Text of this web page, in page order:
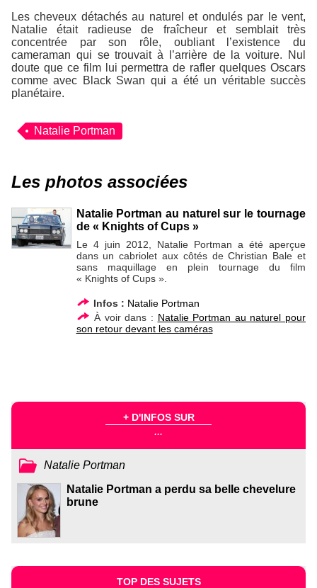
Les cheveux détachés au naturel et ondulés par le vent,
Natalie était radieuse de fraîcheur et semblait très
concentrée par son rôle, oubliant l’existence du
cameraman qui se trouvait à l’arrière de la voiture. Nul
doute que ce film lui permettra de rafler quelques Oscars
comme avec Black Swan qui a été un véritable succès
planétaire.
Natalie Portman
Les photos associées
Natalie Portman au naturel sur le tournage
de « Knights of Cups »
Le 4 juin 2012, Natalie Portman a été aperçue
dans un cabriolet aux côtés de Christian Bale et
sans maquillage en plein tournage du film
« Knights of Cups ».
Infos : Natalie Portman
À voir dans : Natalie Portman au naturel pour
son retour devant les caméras
+ D'INFOS SUR
...
Natalie Portman
Natalie Portman a perdu sa belle chevelure
brune
TOP DES SUJETS